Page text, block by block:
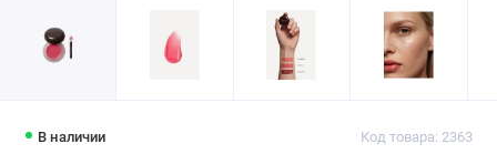
В наличии Код товара: 2363